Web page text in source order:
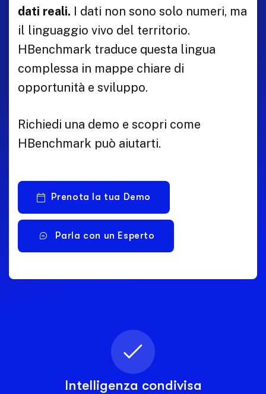
dati reali. I dati non sono solo numeri, ma
il linguaggio vivo del territorio.
HBenchmark traduce questa lingua
complessa in mappe chiare di
opportunità e sviluppo.
Richiedi una demo e scopri come
HBenchmark può aiutarti.
Prenota la tua Demo
Parla con un Esperto
Intelligenza condivisa